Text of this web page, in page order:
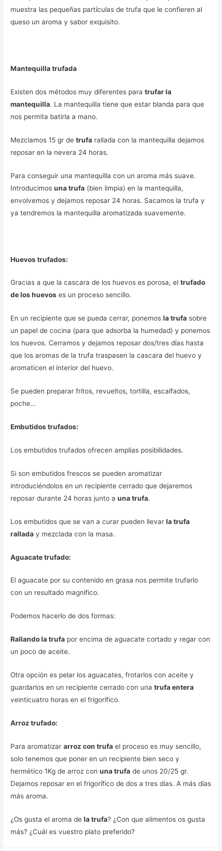
muestra las pequeñas partículas de trufa que le confieren al
queso un aroma y sabor exquisito.
Mantequilla trufada
Existen dos métodos muy diferentes paratrufar la
mantequilla. La mantequilla tiene que estar blanda para que
nos permita batirla a mano.
Mezclamos 15 gr detrufa rallada con la mantequilla dejamos
reposar en la nevera 24 horas.
Para conseguir una mantequilla con un aroma más suave.
Introducimosuna trufa (bien limpia) en la mantequilla,
envolvemos y dejamos reposar 24 horas. Sacamos la trufa y
ya tendremos la mantequilla aromatizada suavemente.
Huevos trufados:
Gracias a que la cascara de los huevos es porosa, eltrufado
de los huevos es un proceso sencillo.
En un recipiente que se pueda cerrar, ponemosla trufa sobre
un papel de cocina (para que adsorba la humedad) y ponemos
los huevos. Cerramos y dejamos reposar dos/tres días hasta
que los aromas de la trufa traspasen la cascara del huevo y
aromaticen el interior del huevo.
Se pueden preparar fritos, revueltos, tortilla, escalfados,
poche…
Embutidos trufados:
Los embutidos trufados ofrecen amplias posibilidades.
Si son embutidos frescos se pueden aromatizar
introduciéndolos en un recipiente cerrado que dejaremos
reposar durante 24 horas junto auna trufa.
Los embutidos que se van a curar pueden llevarla trufa
rallada y mezclada con la masa.
Aguacate trufado:
El aguacate por su contenido en grasa nos permite trufarlo
con un resultado magnifico.
Podemos hacerlo de dos formas:
Rallando la trufa por encima de aguacate cortado y regar con
un poco de aceite.
Otra opción es pelar los aguacates, frotarlos con aceite y
guardarlos en un recipiente cerrado con unatrufa entera
veinticuatro horas en el frigorífico.
Arroz trufado:
Para aromatizararroz con trufa el proceso es muy sencillo,
solo tenemos que poner en un recipiente bien seco y
hermético 1Kg de arroz conuna trufa de unos 20/25 gr.
Dejamos reposar en el frigorífico de dos a tres días. A más días
más aroma.
¿Os gusta el aroma dela trufa? ¿Con que alimentos os gusta
más? ¿Cuál es vuestro plato preferido?